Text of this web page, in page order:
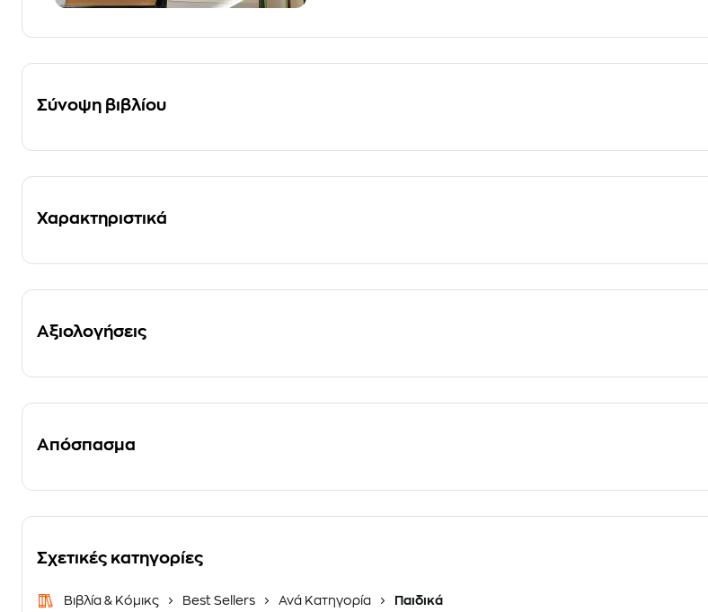
Σύνοψη βιβλίου
Χαρακτηριστικά
Αξιολογήσεις
Απόσπασμα
Σχετικές κατηγορίες
Βιβλία & Κόμικς Best Sellers Ανά Κατηγορία Παιδικά